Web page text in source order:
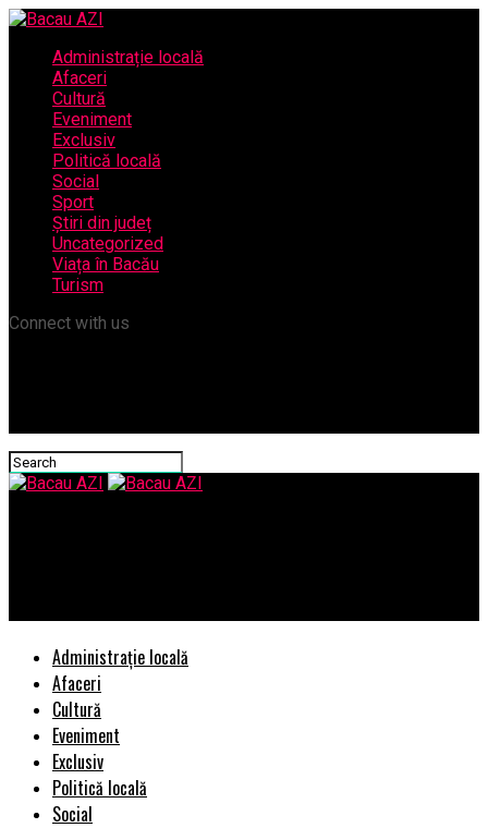
Administrație locală
Afaceri
Cultură
Eveniment
Exclusiv
Politică locală
Social
Sport
Știri din județ
Uncategorized
Viața în Bacău
Turism
Connect with us
Administrație locală
Afaceri
Cultură
Eveniment
Exclusiv
Politică locală
Social